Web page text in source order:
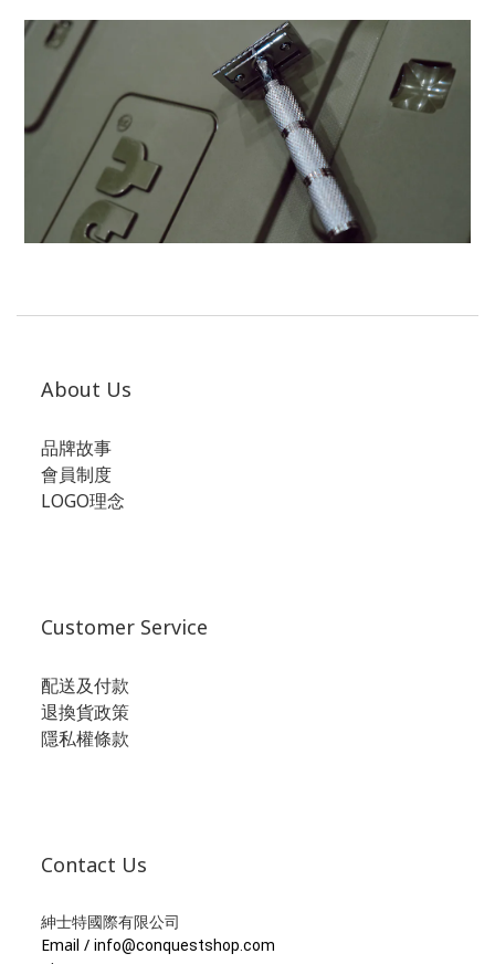
About Us
品牌故事
會員制度
LOGO理念
Customer Service
配送及付款
退換貨政策
隱私權條款
Contact Us
紳士特國際有限公司
Email / info@conquestshop.com